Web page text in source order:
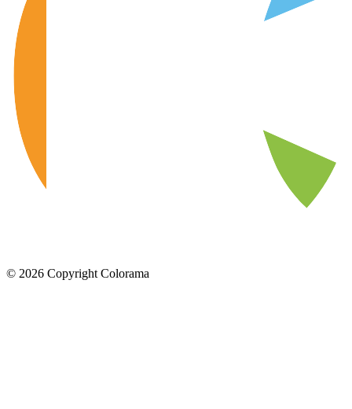
© 2026 Copyright Colorama